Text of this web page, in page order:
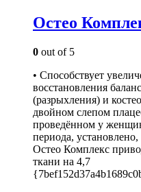
Остео
0 out of 5
• Способствует
восстановления
(разрыхления) и
двойном слепом
проведённом у
периода,
Остео Комплекс
ткани на 4,7